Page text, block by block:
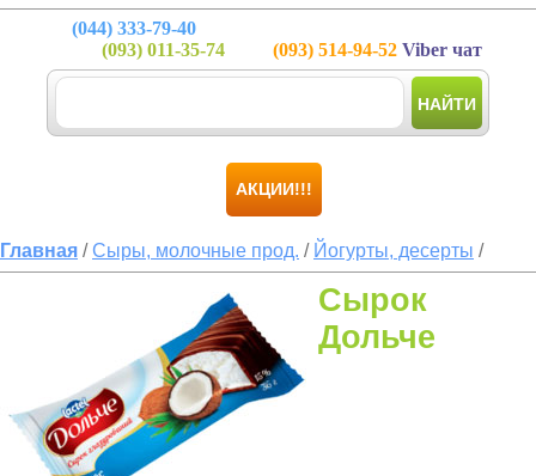
(044) 333-79-40
(093) 011-35-74 (093) 514-94-52 Viber чат
НАЙТИ
АКЦИИ!!!
Главная /Сыры, молочные прод. / Йогурты, десерты /
Сырок
Дольче